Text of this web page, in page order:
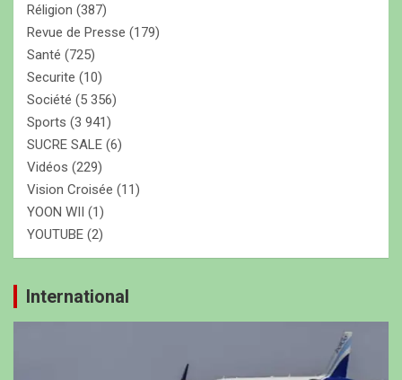
Réligion (387)
Revue de Presse (179)
Santé (725)
Securite (10)
Société (5 356)
Sports (3 941)
SUCRE SALE (6)
Vidéos (229)
Vision Croisée (11)
YOON WII (1)
YOUTUBE (2)
International